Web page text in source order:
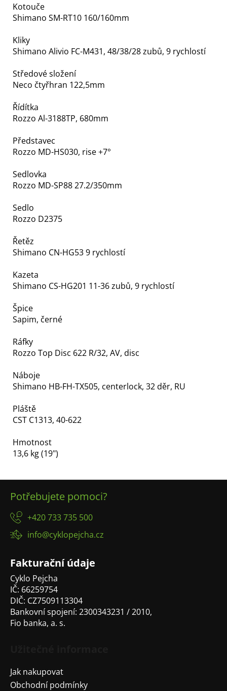
Kotouče
Shimano SM-RT10 160/160mm
Kliky
Shimano Alivio FC-M431, 48/38/28 zubů, 9 rychlostí
Středové složení
Neco čtyřhran 122,5mm
Řídítka
Rozzo Al-3188TP, 680mm
Představec
Rozzo MD-HS030, rise +7°
Sedlovka
Rozzo MD-SP88 27.2/350mm
Sedlo
Rozzo D2375
Řetěz
Shimano CN-HG53 9 rychlostí
Kazeta
Shimano CS-HG201 11-36 zubů, 9 rychlostí
Špice
Sapim, černé
Ráfky
Rozzo Top Disc 622 R/32, AV, disc
Náboje
Shimano HB-FH-TX505, centerlock, 32 děr, RU
Pláště
CST C1313, 40-622
Hmotnost
13,6 kg (19")
Z
Potřebujete pomoci?
+420 733 735 500
info@cyklopejcha.cz
Fakturační údaje
Cyklo Pejcha
IČ: 66259754
DIČ: CZ7509113304
Bankovní spojení: 2300343231 / 2010,
Fio banka, a. s.
Jak nakupovat
Obchodní podmínky